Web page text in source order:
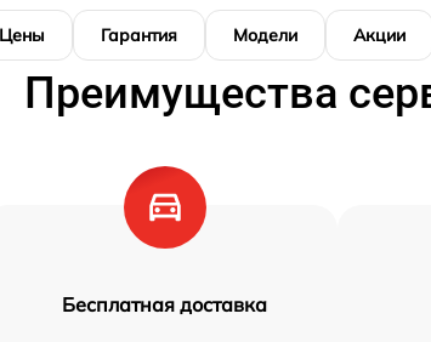
Цены Гарантия Модели Акции
Преимущества
Бесплатная доставка